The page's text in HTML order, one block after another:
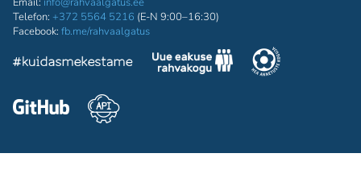
Telefon: +372 5564 5216 (E-N 9:00–16:30)
Facebook: fb.me/rahvaalgatus